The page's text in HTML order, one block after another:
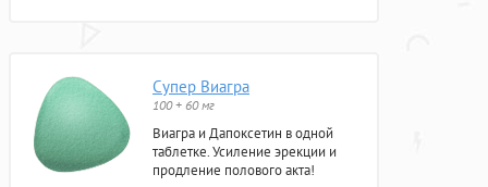
Супер Виагра
100 + 60 мг
Виагра и Дапоксетин в одной
таблетке. Усиление эрекции и
продление полового акта!